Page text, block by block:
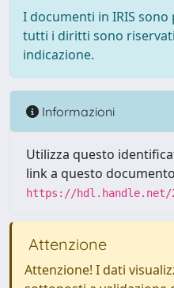
I documenti in IRIS
tutti i diritti sono
indicazione.
Informazioni
Utilizza questo
link a questo
https://hdl.handle.net/
Attenzione
Attenzione! I dati